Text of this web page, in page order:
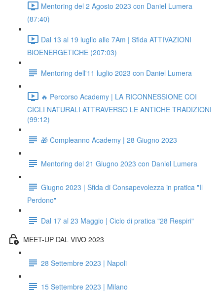
Mentoring del 2 Agosto 2023 con Daniel Lumera
(87:40)
Dal 13 al 19 luglio alle 7Am | Sfida ATTIVAZIONI
BIOENERGETICHE (207:03)
Mentoring dell'11 luglio 2023 con Daniel Lumera
🔥 Percorso Academy | LA RICONNESSIONE COI
CICLI NATURALI ATTRAVERSO LE ANTICHE TRADIZIONI
(99:12)
🎁 Compleanno Academy | 28 Giugno 2023
Mentoring del 21 Giugno 2023 con Daniel Lumera
Giugno 2023 | Sfida di Consapevolezza in pratica "Il
Perdono"
Dal 17 al 23 Maggio | Ciclo di pratica "28 Respiri"
MEET-UP DAL VIVO 2023
28 Settembre 2023 | Napoli
15 Settembre 2023 | Milano